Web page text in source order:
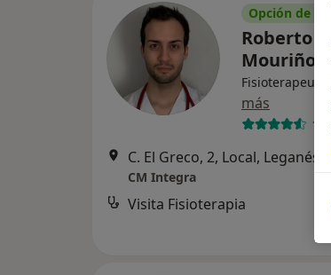
Opción de
Roberto
Mouriño
más
12
C. El Greco, 2, Local, Leganés
CM Integra
Visita Fisioterapia